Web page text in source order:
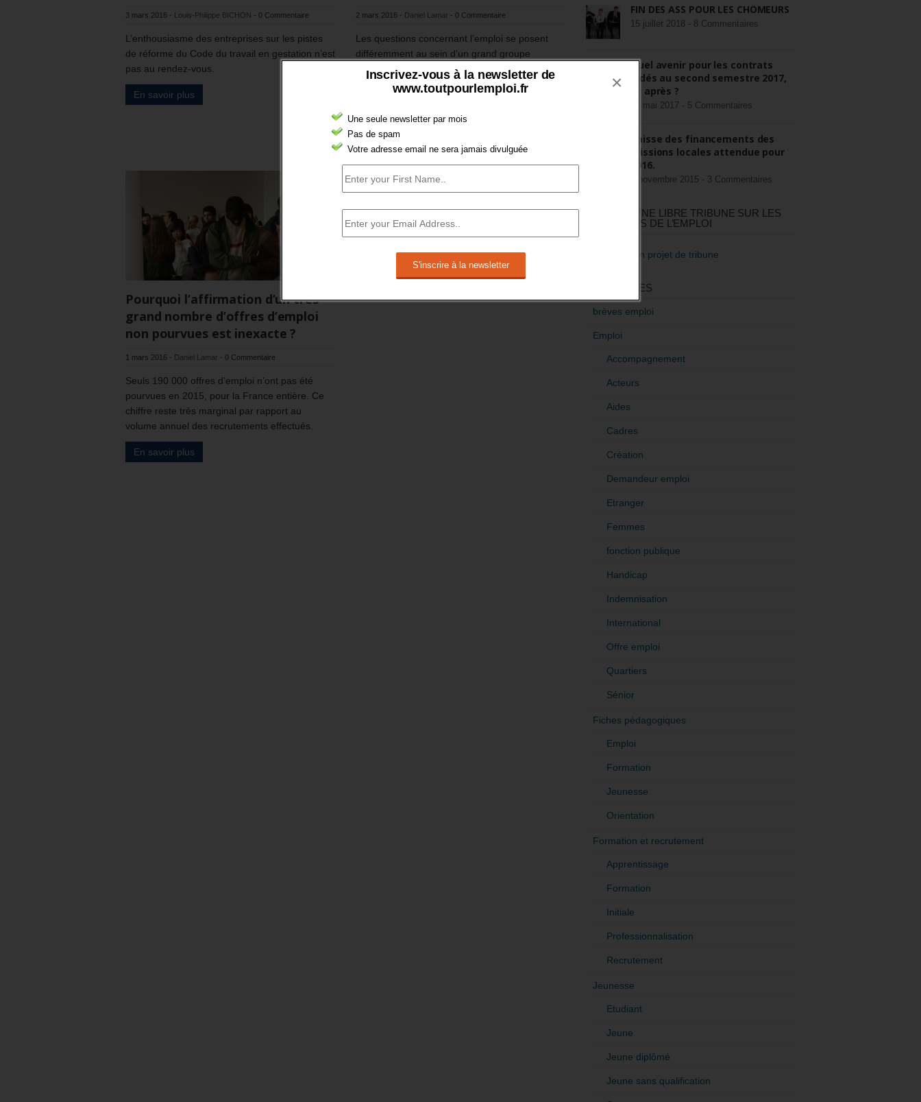
Inscrivez-vous à la newsletter de
www.toutpourlemploi.fr
Une seule newsletter par mois
Pas de spam
Votre adresse email ne sera jamais divulguée
×
3 mars 2016 - Louis-Philippe BICHON - 0 Commentaire
L’enthousiasme des entreprises sur les pistes
de réforme du Code du travail en gestation n’est
pas au rendez-vous.
En savoir plus
2 mars 2016 - Daniel Lamar - 0 Commentaire
Les questions concernant l’emploi se posent
différemment au sein d’un grand groupe
industriel, dans une entreprise moyenne, chez
un artisan, dans une association ou dans un
office notarial. Il semble de bon sens d’en tenir
compte au mieux.
En savoir plus
Pourquoi l’affirmation d’un très
grand nombre d’offres d’emploi
non pourvues est inexacte ?
1 mars 2016 - Daniel Lamar - 0 Commentaire
Seuls 190 000 offres d’emploi n’ont pas été
pourvues en 2015, pour la France entière. Ce
chiffre reste très marginal par rapport au
volume annuel des recrutements effectués.
En savoir plus
FIN DES ASS POUR LES CHÔMEURS
15 juillet 2018 - 8 Commentaires
Quel avenir pour les contrats
aidés au second semestre 2017,
et après ?
22 mai 2017 - 5 Commentaires
Baisse des financements des
missions locales attendue pour
2016.
3 novembre 2015 - 3 Commentaires
RÉDIGEZ UNE LIBRE TRIBUNE SUR LES
POLITIQUES DE L’EMPLOI
>Décrire mon projet de tribune
CATÉGORIES
brèves emploi
Emploi
Accompagnement
Acteurs
Aides
Cadres
Création
Demandeur emploi
Etranger
Femmes
fonction publique
Handicap
Indemnisation
International
Offre emploi
Quartiers
Sénior
Fiches pédagogiques
Emploi
Formation
Jeunesse
Orientation
Formation et recrutement
Apprentissage
Formation
Initiale
Professionnalisation
Recrutement
Jeunesse
Etudiant
Jeune
Jeune diplômé
Jeune sans qualification